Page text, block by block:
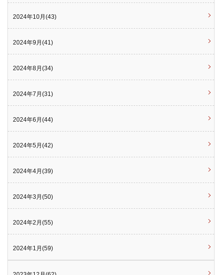
2024年10月(43)
2024年9月(41)
2024年8月(34)
2024年7月(31)
2024年6月(44)
2024年5月(42)
2024年4月(39)
2024年3月(50)
2024年2月(55)
2024年1月(59)